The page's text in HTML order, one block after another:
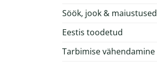
Söök, jook & maiustused
Eestis toodetud
Tarbimise vähendamine